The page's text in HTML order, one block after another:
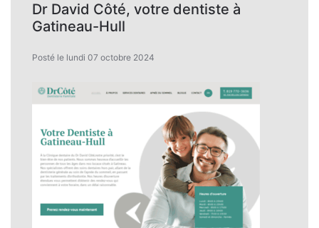
Dr David Côté, votre dentiste à
Gatineau-Hull
Posté le lundi 07 octobre 2024